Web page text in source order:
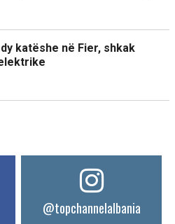
katëshe në Fier, shkak
@topchannelalbania